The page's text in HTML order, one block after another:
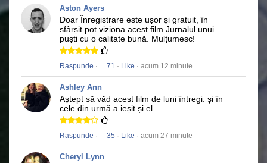
Aston Ayers
Doar Înregistrare este ușor și gratuit, în
sfârșit pot viziona acest film Jurnalul unui
puști cu o calitate bună. Mulțumesc!
Raspunde · 71 · Like · acum 12 minute
Ashley Ann
Aștept să văd acest film de luni întregi. și în
cele din urmă a ieșit și el
Raspunde · 35 · Like · acum 27 minute
Cheryl Lynn